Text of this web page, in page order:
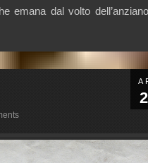
emana dal volto